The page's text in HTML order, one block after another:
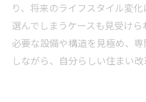
り、将来のライフスタイル変
選んでしまうケースも見受け
必要な設備や構造を見極め、
しながら、自分らしい住まい改